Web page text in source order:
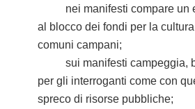
nei manifesti compare un
al blocco dei fondi per la
comuni campani;
sui manifesti campeggia,
per gli interroganti come con
spreco di risorse pubbliche;